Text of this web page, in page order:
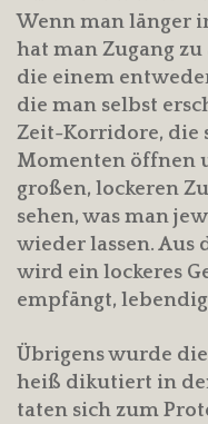
Wenn man länger
hat man Zugang
die einem
die man selbst
Zeit-Korridore, die
Momenten öffnen
großen, lockeren
sehen, was man
wieder lassen. Aus
wird ein lockeres
empfängt,
Übrigens wurde
heiß dikutiert in
taten sich zum